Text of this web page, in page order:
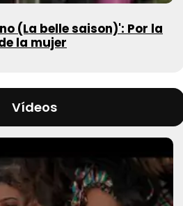
(La belle saison)': Por la
la mujer
Vídeos